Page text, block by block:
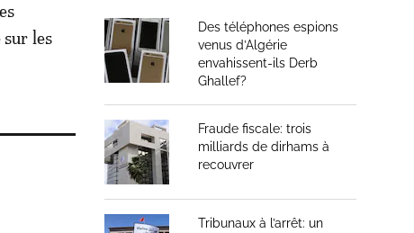
sur les
Des téléphones espions
venus d’Algérie
envahissent-ils Derb
Ghallef?
Fraude fiscale: trois
milliards de dirhams à
recouvrer
Tribunaux à l’arrêt: un